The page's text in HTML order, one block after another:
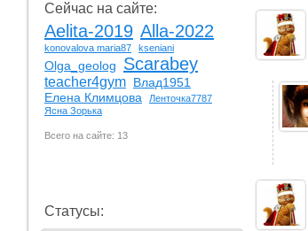
Сейчас на сайте:
Aelita-2019 Alla-2022
konovalova maria87 kseniani
Olga_geolog Scarabey
teacher4gym Влад1951
Елена Климцова
Ленточка7787
Ясна Зорька
Всего на сайте: 13
Статусы: